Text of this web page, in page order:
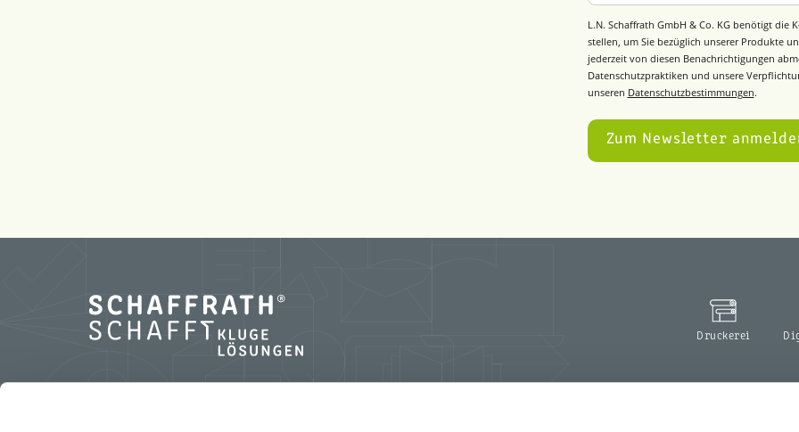
L.N. Schaffrath GmbH & Co. KG benötigt
stellen, um Sie bezüglich unserer Produkte
jederzeit von diesen Benachrichtigungen
Datenschutzpraktiken und unsere
unseren Datenschutzbestimmungen.
Druckerei